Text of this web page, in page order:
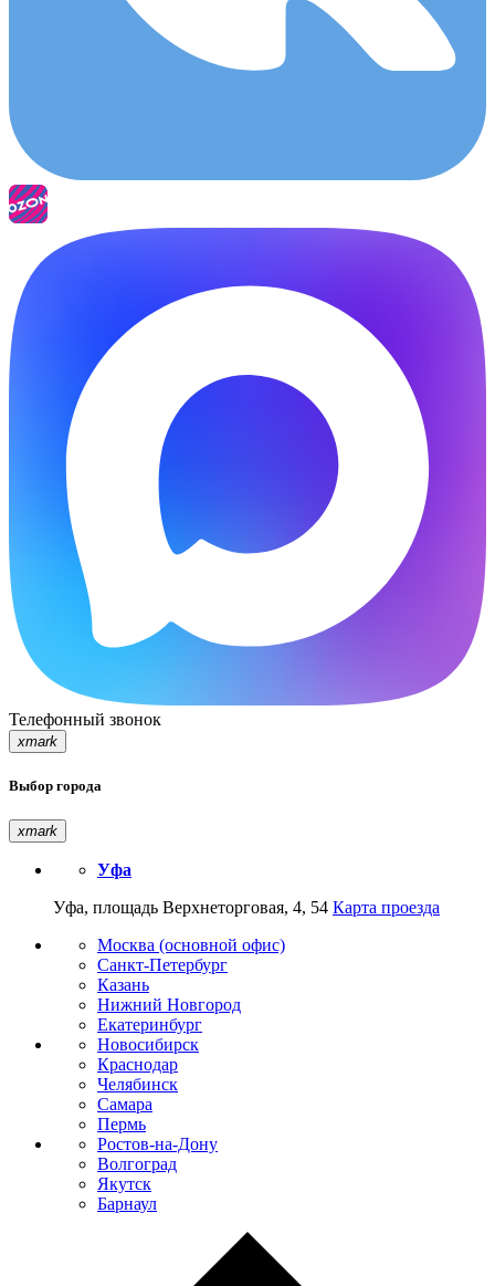
Телефонный звонок
xmark
Выбор города
xmark
Уфа
Уфа, площадь Верхнеторговая, 4, 54 Карта проезда
Москва (основной офис)
Санкт-Петербург
Казань
Нижний Новгород
Екатеринбург
Новосибирск
Краснодар
Челябинск
Самара
Пермь
Ростов-на-Дону
Волгоград
Якутск
Барнаул